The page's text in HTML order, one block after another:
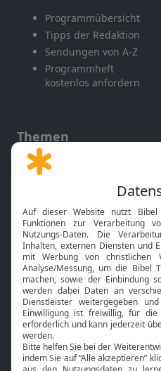
Programmübersicht
Tipps der Redaktion
Sendungen von A-Z
Programmheft
kostenlos anfordern
Themen
Gott und Bibel erklärt
Neuigkeiten
Bibel TV
Über uns